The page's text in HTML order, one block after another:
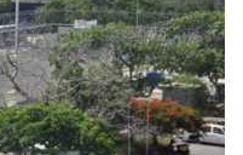
Japón
no